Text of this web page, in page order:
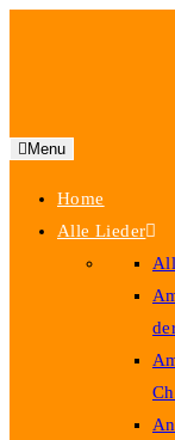
Menu
Home
Alle Lieder